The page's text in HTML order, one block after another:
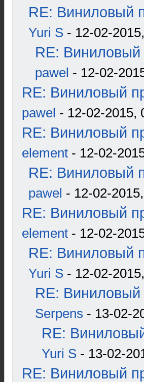
RE: Виниловый
Yuri S - 12-02-
RE: Виниловый
pawel - 12-02-
RE: Виниловый
pawel - 12-02-2015,
RE: Виниловый
element - 12-02-
RE: Виниловый
pawel - 12-02-
RE: Виниловый
element - 12-02-
RE: Виниловый
Yuri S - 12-02-
RE: Виниловый
Serpens - 13-02-
RE:
Yuri S - 13-02-
RE: Виниловый